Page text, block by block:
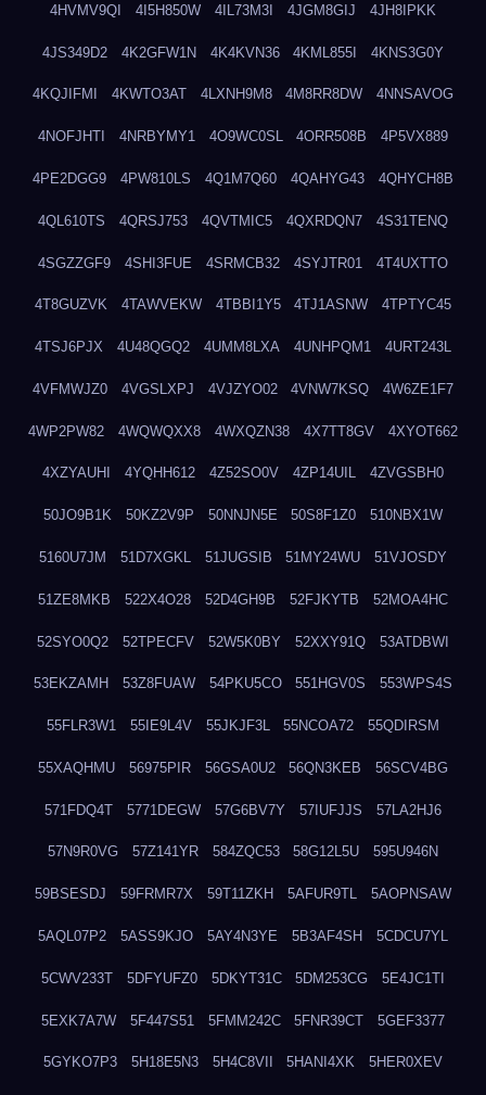
4HVMV9QI 4I5H850W 4IL73M3I 4JGM8GIJ 4JH8IPKK
4JS349D2 4K2GFW1N 4K4KVN36 4KML855I 4KNS3G0Y
4KQJIFMI 4KWTO3AT 4LXNH9M8 4M8RR8DW 4NNSAVOG
4NOFJHTI 4NRBYMY1 4O9WC0SL 4ORR508B 4P5VX889
4PE2DGG9 4PW810LS 4Q1M7Q60 4QAHYG43 4QHYCH8B
4QL610TS 4QRSJ753 4QVTMIC5 4QXRDQN7 4S31TENQ
4SGZZGF9 4SHI3FUE 4SRMCB32 4SYJTR01 4T4UXTTO
4T8GUZVK 4TAWVEKW 4TBBI1Y5 4TJ1ASNW 4TPTYC45
4TSJ6PJX 4U48QGQ2 4UMM8LXA 4UNHPQM1 4URT243L
4VFMWJZ0 4VGSLXPJ 4VJZYO02 4VNW7KSQ 4W6ZE1F7
4WP2PW82 4WQWQXX8 4WXQZN38 4X7TT8GV 4XYOT662
4XZYAUHI 4YQHH612 4Z52SO0V 4ZP14UIL 4ZVGSBH0
50JO9B1K 50KZ2V9P 50NNJN5E 50S8F1Z0 510NBX1W
5160U7JM 51D7XGKL 51JUGSIB 51MY24WU 51VJOSDY
51ZE8MKB 522X4O28 52D4GH9B 52FJKYTB 52MOA4HC
52SYO0Q2 52TPECFV 52W5K0BY 52XXY91Q 53ATDBWI
53EKZAMH 53Z8FUAW 54PKU5CO 551HGV0S 553WPS4S
55FLR3W1 55IE9L4V 55JKJF3L 55NCOA72 55QDIRSM
55XAQHMU 56975PIR 56GSA0U2 56QN3KEB 56SCV4BG
571FDQ4T 5771DEGW 57G6BV7Y 57IUFJJS 57LA2HJ6
57N9R0VG 57Z141YR 584ZQC53 58G12L5U 595U946N
59BSESDJ 59FRMR7X 59T11ZKH 5AFUR9TL 5AOPNSAW
5AQL07P2 5ASS9KJO 5AY4N3YE 5B3AF4SH 5CDCU7YL
5CWV233T 5DFYUFZ0 5DKYT31C 5DM253CG 5E4JC1TI
5EXK7A7W 5F447S51 5FMM242C 5FNR39CT 5GEF3377
5GYKO7P3 5H18E5N3 5H4C8VII 5HANI4XK 5HER0XEV